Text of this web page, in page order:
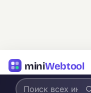
miniWebtool